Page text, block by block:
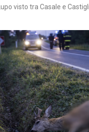
Lupo visto tra Casale e